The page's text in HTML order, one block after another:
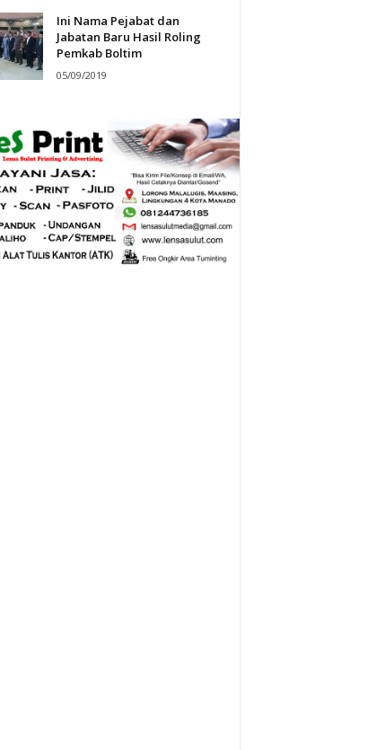
Ini Nama Pejabat dan
Jabatan Baru Hasil Roling
Pemkab Boltim
05/09/2019